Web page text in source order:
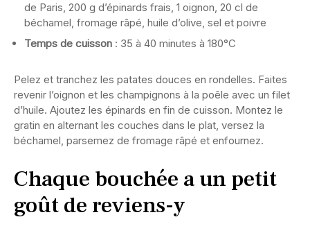
de Paris, 200 g d’épinards frais, 1 oignon, 20 cl de
béchamel, fromage râpé, huile d’olive, sel et poivre
Temps de cuisson : 35 à 40 minutes à 180°C
Pelez et tranchez les patates douces en rondelles. Faites
revenir l’oignon et les champignons à la poêle avec un filet
d’huile. Ajoutez les épinards en fin de cuisson. Montez le
gratin en alternant les couches dans le plat, versez la
béchamel, parsemez de fromage râpé et enfournez.
Chaque bouchée a un petit
goût de reviens-y